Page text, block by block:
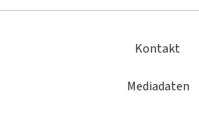
Kontakt
Mediadaten